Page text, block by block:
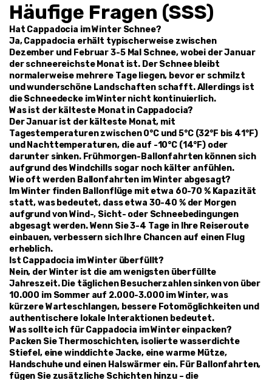
Häufige Fragen (SSS)
Hat Cappadocia im Winter Schnee?
Ja, Cappadocia erhält typischerweise zwischen
Dezember und Februar 3-5 Mal Schnee, wobei der Januar
der schneereichste Monat ist. Der Schnee bleibt
normalerweise mehrere Tage liegen, bevor er schmilzt
und wunderschöne Landschaften schafft. Allerdings ist
die Schneedecke im Winter nicht kontinuierlich.
Was ist der kälteste Monat in Cappadocia?
Der Januar ist der kälteste Monat, mit
Tagestemperaturen zwischen 0°C und 5°C (32°F bis 41°F)
und Nachttemperaturen, die auf -10°C (14°F) oder
darunter sinken. Frühmorgen-Ballonfahrten können sich
aufgrund des Windchills sogar noch kälter anfühlen.
Wie oft werden Ballonfahrten im Winter abgesagt?
Im Winter finden Ballonflüge mit etwa 60-70 % Kapazität
statt, was bedeutet, dass etwa 30-40 % der Morgen
aufgrund von Wind-, Sicht- oder Schneebedingungen
abgesagt werden. Wenn Sie 3-4 Tage in Ihre Reiseroute
einbauen, verbessern sich Ihre Chancen auf einen Flug
erheblich.
Ist Cappadocia im Winter überfüllt?
Nein, der Winter ist die am wenigsten überfüllte
Jahreszeit. Die täglichen Besucherzahlen sinken von über
10.000 im Sommer auf 2.000-3.000 im Winter, was
kürzere Warteschlangen, bessere Fotomöglichkeiten und
authentischere lokale Interaktionen bedeutet.
Was sollte ich für Cappadocia im Winter einpacken?
Packen Sie Thermoschichten, isolierte wasserdichte
Stiefel, eine winddichte Jacke, eine warme Mütze,
Handschuhe und einen Halswärmer ein. Für Ballonfahrten,
fügen Sie zusätzliche Schichten hinzu – die